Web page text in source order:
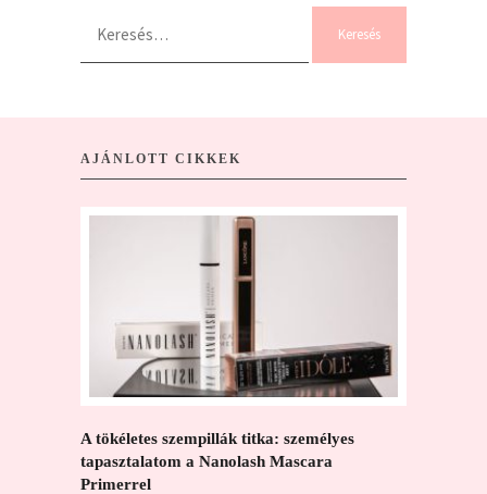
AJÁNLOTT CIKKEK
A tökéletes szempillák titka: személyes
tapasztalatom a Nanolash Mascara
Primerrel